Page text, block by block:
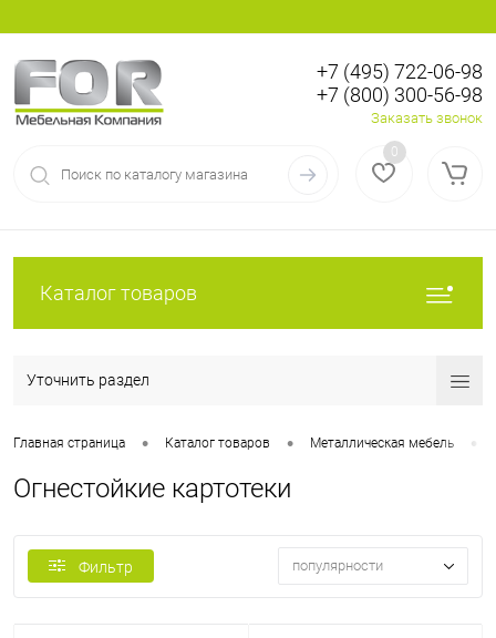
Регистрация
+7 (495) 722-06-98
+7 (800) 300-56-98
Заказать звонок
0
Каталог товаров
Уточнить раздел
Главная страница • Каталог товаров • Металлическая мебель •
Огнестойкие картотеки
Фильтр популярности